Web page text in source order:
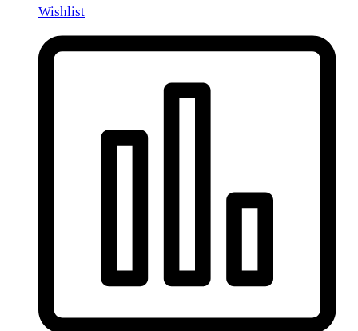
Wishlist